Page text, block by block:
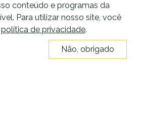
Site desenvolvido por
conteúdo e programas da
Para utilizar nosso site, você
política de privacidade.
Não, obrigado